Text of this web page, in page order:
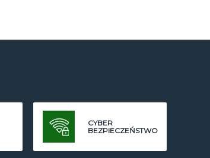
CYBER
BEZPIECZEŃSTWO